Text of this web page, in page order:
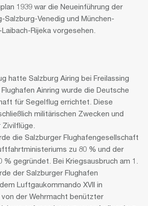
1939 war die Neueinführung der
Salzburg-Venedig und München-
Rijeka vorgesehen.
hatte Salzburg Airing bei Freilassing
Ainring wurde die Deutsche
für Segelflug errichtet. Diese
militärischen Zwecken und
die Salzburger Flughafengesellschaft
zu 80 % und der
gegründet. Bei Kriegsausbruch am 1.
der Salzburger Flughafen
Luftgaukommando XVII in
der Wehrmacht benützter